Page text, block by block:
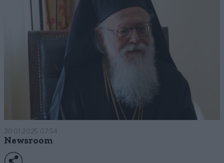
30·01·2025 07:54
Newsroom